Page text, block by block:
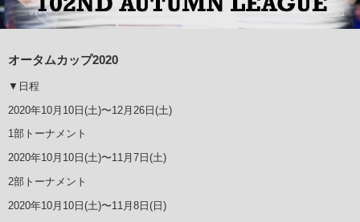
オータムカップ2020
▼日程
2020年10月10日(土)〜12月26日(土)
1部トーナメント
2020年10月10日(土)〜11月7日(土)
2部トーナメント
2020年10月10日(土)〜11月8日(日)